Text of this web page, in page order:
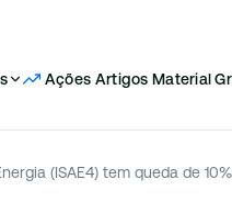
Ações Artigos Material
(ISAE4) tem queda de